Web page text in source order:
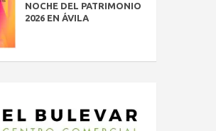
NOCHE DEL PATRIMONIO
2026 EN ÁVILA